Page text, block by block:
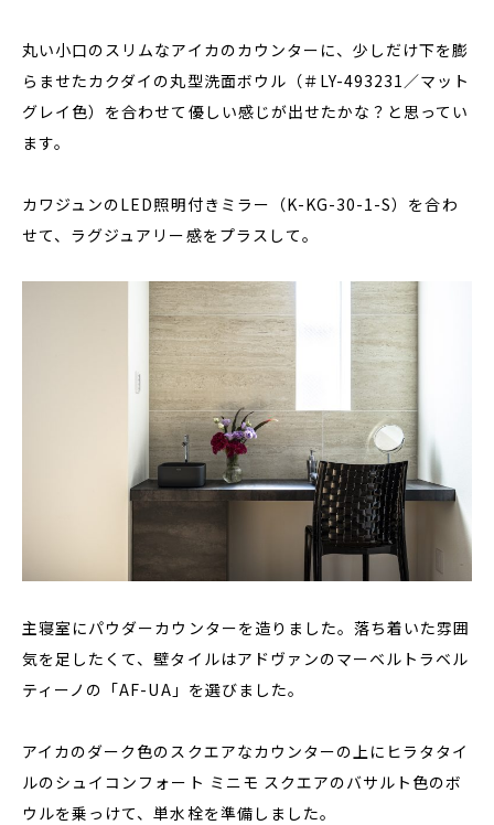
丸い小口のスリムなアイカのカウンターに、少しだけ下を膨
らませたカクダイの丸型洗面ボウル（＃LY-493231／マット
グレイ色）を合わせて優しい感じが出せたかな？と思ってい
ます。
カワジュンのLED照明付きミラー（K-KG-30-1-S）を合わ
せて、ラグジュアリー感をプラスして。
主寝室にパウダーカウンターを造りました。落ち着いた雰囲
気を足したくて、壁タイルはアドヴァンのマーベルトラベル
ティーノの「AF-UA」を選びました。
アイカのダーク色のスクエアなカウンターの上にヒラタタイ
ルのシュイコンフォート ミニモ スクエアのバサルト色のボ
ウルを乗っけて、単水栓を準備しました。